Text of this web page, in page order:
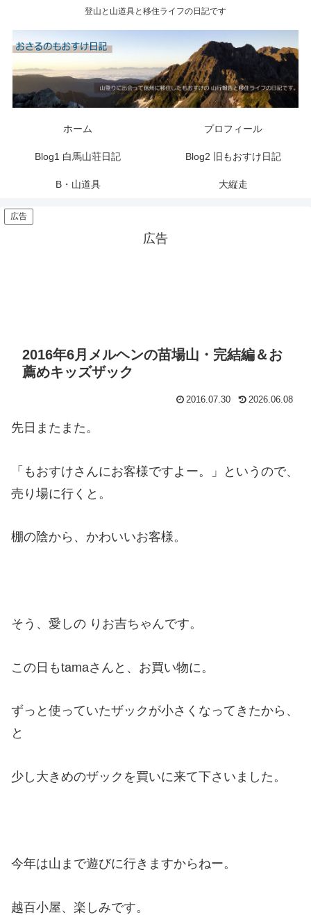
登山と山道具と移住ライフの日記です
ホーム プロフィール
Blog1 白馬山荘日記 Blog2 旧もおすけ日記
B・山道具 大縦走
広告
広告
2016年6月メルヘンの苗場山・完結編＆お
薦めキッズザック
2016.07.30 2026.06.08
先日またまた。
「もおすけさんにお客様ですよー。」というので、
売り場に行くと。
棚の陰から、かわいいお客様。
そう、愛しの りお吉ちゃんです。
この日もtamaさんと、お買い物に。
ずっと使っていたザックが小さくなってきたから、
と
少し大きめのザックを買いに来て下さいました。
今年は山まで遊びに行きますからねー。
越百小屋、楽しみです。